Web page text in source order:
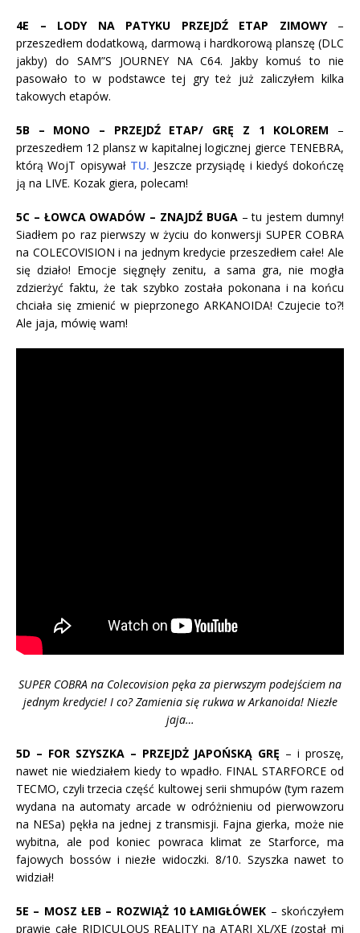
4E – LODY NA PATYKU PRZEJDŹ ETAP ZIMOWY–
przeszedłem dodatkową, darmową i hardkorową planszę (DLC
jakby) do SAM”S JOURNEY NA C64. Jakby komuś to nie
pasowało to w podstawce tej gry też już zaliczyłem kilka
takowych etapów.
5B – MONO – PRZEJDŹ ETAP/ GRĘ Z 1 KOLOREM –
przeszedłem 12 plansz w kapitalnej logicznej gierce TENEBRA,
którą WojT opisywał TU. Jeszcze przysiądę i kiedyś dokończę
ją na LIVE. Kozak giera, polecam!
5C – ŁOWCA OWADÓW – ZNAJDŹ BUGA– tu jestem dumny!
Siadłem po raz pierwszy w życiu do konwersji SUPER COBRA
na COLECOVISION i na jednym kredycie przeszedłem całe! Ale
się działo! Emocje sięgnęły zenitu, a sama gra, nie mogła
zdzierżyć faktu, że tak szybko została pokonana i na końcu
chciała się zmienić w pieprzonego ARKANOIDA! Czujecie to?!
Ale jaja, mówię wam!
SUPER COBRA na Colecovision pęka za pierwszym podejściem na
jednym kredycie! I co? Zamienia się rukwa w Arkanoida! Niezłe
jaja…
5D – FOR SZYSZKA – PRZEJDŻ JAPOŃSKĄ GRĘ – i proszę,
nawet nie wiedziałem kiedy to wpadło. FINAL STARFORCE od
TECMO, czyli trzecia część kultowej serii shmupów (tym razem
wydana na automaty arcade w odróżnieniu od pierwowzoru
na NESa) pękła na jednej z transmisji. Fajna gierka, może nie
wybitna, ale pod koniec powraca klimat ze Starforce, ma
fajowych bossów i niezłe widoczki. 8/10. Szyszka nawet to
widział!
5E – MOSZ ŁEB – ROZWIĄŻ 10 ŁAMIGŁÓWEK – skończyłem
prawie całe RIDICULOUS REALITY na ATARI XL/XE (został mi